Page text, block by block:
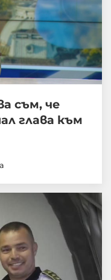
съм, че
глава към